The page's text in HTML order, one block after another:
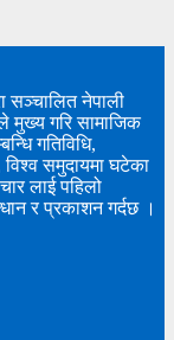
सञ्चालित नेपाली
मुख्य गरि सामाजिक
गतिविधि,
विश्व समुदायमा घटेका
लाई पहिलो
र प्रकाशन गर्दछ ।